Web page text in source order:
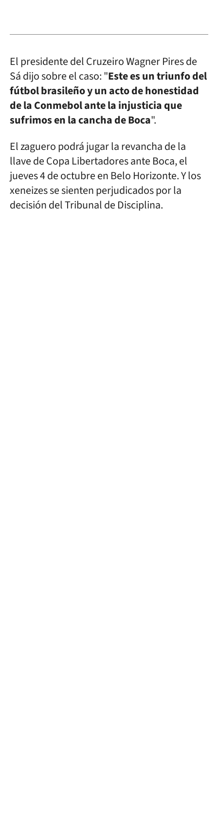
El presidente del Cruzeiro Wagner Pires de
Sá dijo sobre el caso: "Este es un triunfo del
fútbol brasileño y un acto de honestidad
de la Conmebol ante la injusticia que
sufrimos en la cancha de Boca".
El zaguero podrá jugar la revancha de la
llave de Copa Libertadores ante Boca, el
jueves 4 de octubre en Belo Horizonte. Y los
xeneizes se sienten perjudicados por la
decisión del Tribunal de Disciplina.